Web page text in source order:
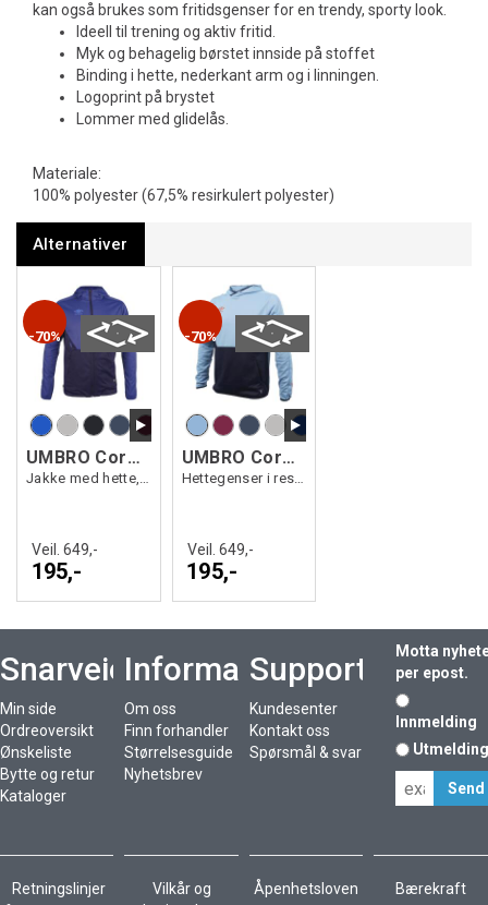
kan også brukes som fritidsgenser for en trendy, sporty look.
Ideell til trening og aktiv fritid.
Myk og behagelig børstet innside på stoffet
Binding i hette, nederkant arm og i linningen.
Logoprint på brystet
Lommer med glidelås.
Materiale:
100% polyester (67,5% resirkulert polyester)
Alternativer
70%
UMBRO Core Tech Hood Zip J
Jakke med hette, i resirkulert polyester
Veil. 649,-
195,-
70%
UMBRO Core Tech Hoodie
Hettegenser i resirkulert polyester
Veil. 649,-
195,-
Snarveier
Min side
Ordreoversikt
Ønskeliste
Bytte og retur
Kataloger
Informasjon
Om oss
Finn forhandler
Størrelsesguide
Nyhetsbrev
Support
Kundesenter
Kontakt oss
Spørsmål & svar
Motta
per epost.
Innmelding
Retningslinjer
Vilkår og
Åpenhetsloven Bærekraft